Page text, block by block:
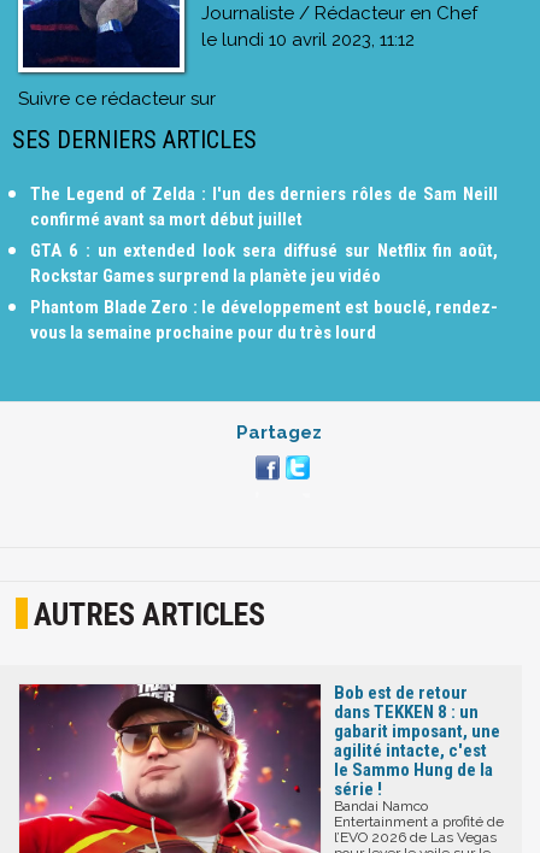
Journaliste / Rédacteur en Chef
le lundi 10 avril 2023, 11:12
Suivre ce rédacteur sur
SES DERNIERS ARTICLES
The Legend of Zelda : l'un des derniers rôles de Sam Neill
confirmé avant sa mort début juillet
GTA 6 : un extended look sera diffusé sur Netflix fin août,
Rockstar Games surprend la planète jeu vidéo
Phantom Blade Zero : le développement est bouclé, rendez-
vous la semaine prochaine pour du très lourd
Partagez
AUTRES ARTICLES
Bob est de retour
dans TEKKEN 8 : un
gabarit imposant, une
agilité intacte, c'est
le Sammo Hung de la
série !
Bandai Namco
Entertainment a profité de
l’EVO 2026 de Las Vegas